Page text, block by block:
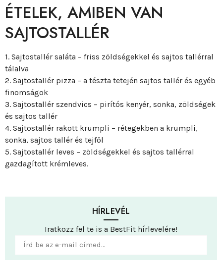
HÍRLEVÉL
Iratkozz fel te is a BestFit hírlevelére!
ÉTELEK, AMIBEN VAN
SAJTOSTALLÉR
1. Sajtostallér saláta – friss zöldségekkel és sajtos tallérral
tálalva
2. Sajtostallér pizza – a tészta tetején sajtos tallér és egyéb
finomságok
3. Sajtostallér szendvics – pirítós kenyér, sonka, zöldségek
és sajtos tallér
4. Sajtostallér rakott krumpli – rétegekben a krumpli,
sonka, sajtos tallér és tejföl
5. Sajtostallér leves – zöldségekkel és sajtos tallérral
gazdagított krémleves.